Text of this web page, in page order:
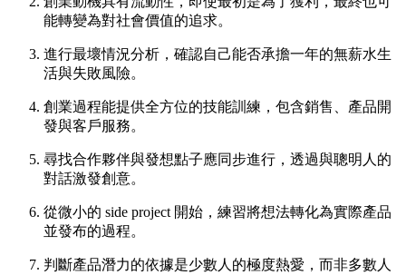
能轉變為對社會價值的追求。
進行最壞情況分析，確認自己能否承擔一年的無薪水生
活與失敗風險。
創業過程能提供全方位的技能訓練，包含銷售、產品開
發與客戶服務。
尋找合作夥伴與發想點子應同步進行，透過與聰明人的
對話激發創意。
從微小的 side project 開始，練習將想法轉化為實際產品
並發布的過程。
判斷產品潛力的依據是少數人的極度熱愛，而非多數人